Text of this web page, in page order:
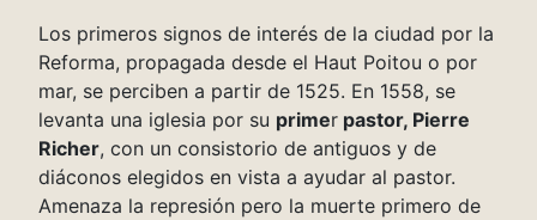
Los primeros signos de interés de la ciudad por la
Reforma, propagada desde el Haut Poitou o por
mar, se perciben a partir de 1525. En 1558, se
levanta una iglesia por su primer pastor, Pierre
Richer, con un consistorio de antiguos y de
diáconos elegidos en vista a ayudar al pastor.
Amenaza la represión pero la muerte primero de